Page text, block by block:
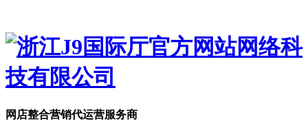
网店整合营销代运营服务商